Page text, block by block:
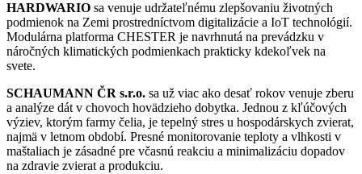
HARDWARIO sa venuje udržateľnému zlepšovaniu životných
podmienok na Zemi prostredníctvom digitalizácie a IoT technológií.
Modulárna platforma CHESTER je navrhnutá na prevádzku v
náročných klimatických podmienkach prakticky kdekoľvek na
svete.
SCHAUMANN ČR s.r.o. sa už viac ako desať rokov venuje zberu
a analýze dát v chovoch hovädzieho dobytka. Jednou z kľúčových
výziev, ktorým farmy čelia, je tepelný stres u hospodárskych zvierat,
najmä v letnom období. Presné monitorovanie teploty a vlhkosti v
maštaliach je zásadné pre včasnú reakciu a minimalizáciu dopadov
na zdravie zvierat a produkciu.